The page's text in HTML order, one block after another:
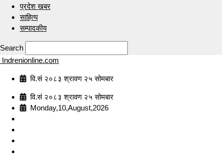
प्रदेश खबर
साहित्य
सम्पादकीय
Search
Indrenionline.com
वि.सं २०८३ श्रावण २५ सोमबार
वि.सं २०८३ श्रावण २५ सोमबार
Monday,10,August,2026